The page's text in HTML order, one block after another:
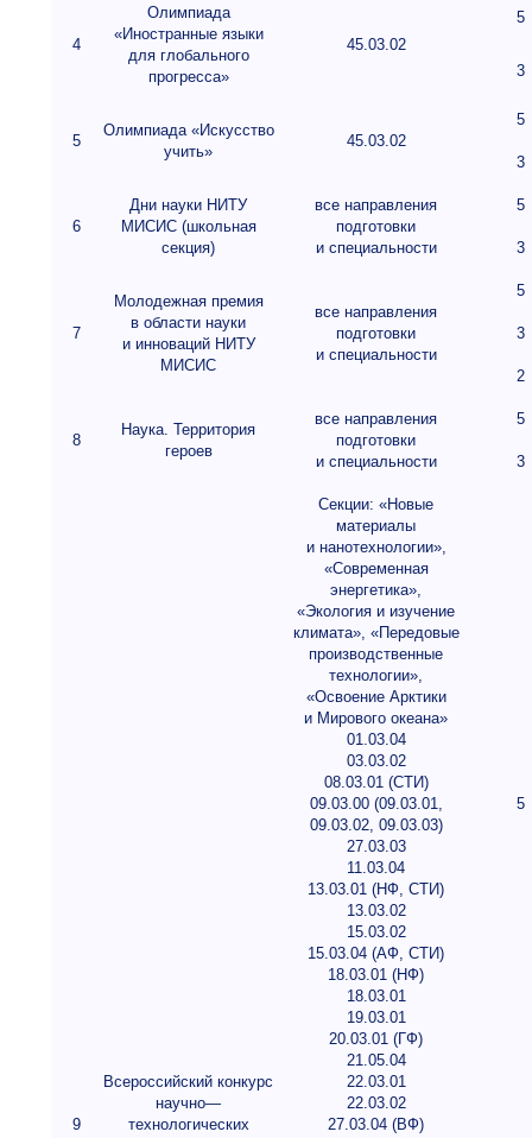
4
Олимпиада
«Иностранные языки
для глобального
прогресса»
45.03.02
5
3
5
Олимпиада «Искусство
учить»
45.03.02
5
3
6
Дни науки НИТУ
МИСИС (школьная
секция)
все направления
подготовки
и специальности
5
3
7
Молодежная премия
в области науки
и инноваций НИТУ
МИСИС
все направления
подготовки
и специальности
5
3
2
8
Наука. Территория
героев
все направления
подготовки
и специальности
5
3
9
Всероссийский конкурс
научно—
технологических
Секции: «Новые
материалы
и нанотехнологии»,
«Современная
энергетика»,
«Экология и изучение
климата», «Передовые
производственные
технологии»,
«Освоение Арктики
и Мирового океана»
01.03.04
03.03.02
08.03.01 (СТИ)
09.03.00 (09.03.01,
09.03.02, 09.03.03)
27.03.03
11.03.04
13.03.01 (НФ, СТИ)
13.03.02
15.03.02
15.03.04 (АФ, СТИ)
18.03.01 (НФ)
18.03.01
19.03.01
20.03.01 (ГФ)
21.05.04
22.03.01
22.03.02
27.03.04 (ВФ)
5